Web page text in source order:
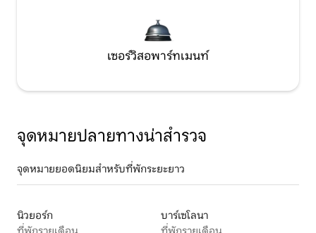
เซอร์วิสอพาร์ทเมนท์
จุดหมายปลายทางน่าสำรวจ
จุดหมายยอดนิยมสำหรับที่พักระยะยาว
นิวยอร์ก
บาร์เซโลนา